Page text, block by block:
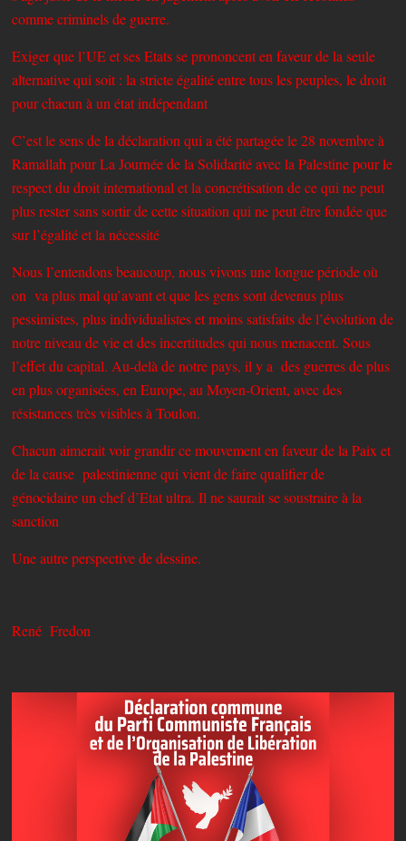
comme criminels de guerre.
Exiger que l’UE et ses Etats se prononcent en faveur de la seule
alternative qui soit : la stricte égalité entre tous les peuples, le droit
pour chacun à un état indépendant
C’est le sens de la déclaration qui a été partagée le 28 novembre à
Ramallah pour La Journée de la Solidarité avec la Palestine pour le
respect du droit international et la concrétisation de ce qui ne peut
plus rester sans sortir de cette situation qui ne peut être fondée que
sur l’égalité et la nécessité
Nous l’entendons beaucoup, nous vivons une longue période où
on va plus mal qu’avant et que les gens sont devenus plus
pessimistes, plus individualistes et moins satisfaits de l’évolution de
notre niveau de vie et des incertitudes qui nous menacent. Sous
l’effet du capital. Au-delà de notre pays, il y a des guerres de plus
en plus organisées, en Europe, au Moyen-Orient, avec des
résistances très visibles à Toulon.
Chacun aimerait voir grandir ce mouvement en faveur de la Paix et
de la cause palestinienne qui vient de faire qualifier de
génocidaire un chef d’Etat ultra. Il ne saurait se soustraire à la
sanction
Une autre perspective de dessine.
René Fredon